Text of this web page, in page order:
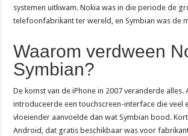
systemen uitkwam. Nokia was in die periode de
telefoonfabrikant ter wereld, en Symbian was de
Waarom verdween
Symbian?
De komst van de iPhone in 2007 veranderde alles.
introduceerde een touchscreen-interface die veel
vloeiender aanvoelde dan wat Symbian bood.
Android, dat gratis beschikbaar was voor